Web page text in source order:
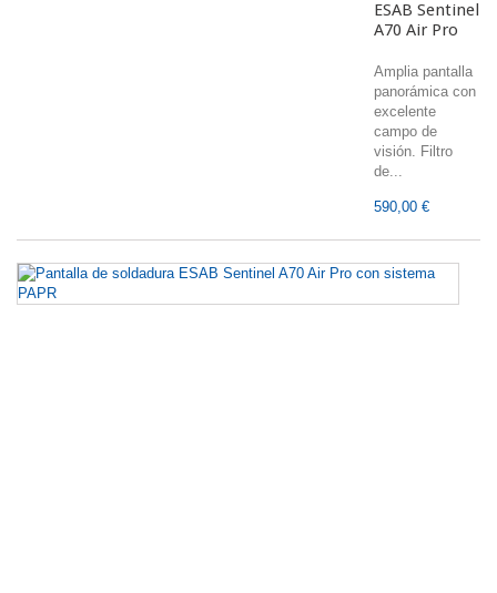
ESAB Sentinel
A70 Air Pro
Amplia pantalla
panorámica con
excelente
campo de
visión. Filtro
de...
590,00 €